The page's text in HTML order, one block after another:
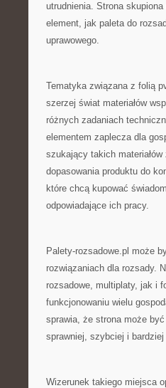
utrudnienia. Strona
element, jak paleta do
uprawowego.
Tematyka związana z folią
szerzej świat materiałów
różnych zadaniach
elementem zaplecza dla
szukający takich
dopasowania produktu do
które chcą kupować
odpowiadające ich pracy.
Palety-rozsadowe.pl może
rozwiązaniach dla rozsady.
rozsadowe, multiplaty, jak i
funkcjonowaniu wielu
sprawia, że strona może
sprawniej, szybciej i bardziej
Wizerunek takiego miejsca